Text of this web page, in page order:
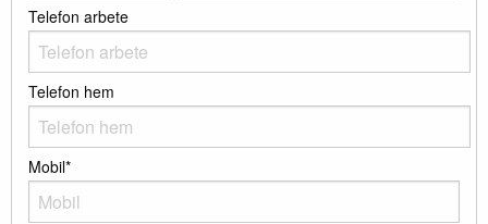
Telefon arbete
Telefon hem
Mobil*